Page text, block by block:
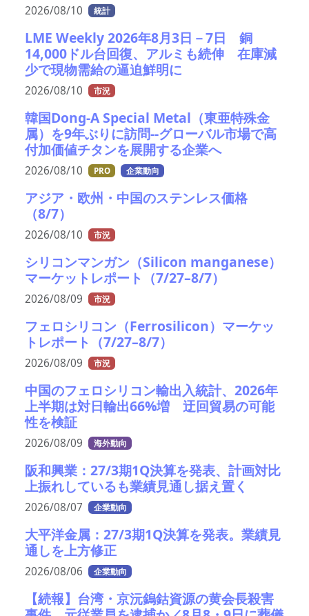
2026/08/10 統計
LME Weekly 2026年8月3日－7日 銅
14,000ドル台回復、アルミも続伸 在庫減
少で現物需給の逼迫鮮明に
2026/08/10 市況
韓国Dong-A Special Metal（東亜特殊金
属）を9年ぶりに訪問--グローバル市場で高
付加価値チタンを展開する企業へ
2026/08/10 PRO 企業動向
アジア・欧州・中国のステンレス価格
（8/7）
2026/08/10 市況
シリコンマンガン（Silicon manganese）
マーケットレポート（7/27–8/7）
2026/08/09 市況
フェロシリコン（Ferrosilicon）マーケッ
トレポート（7/27–8/7）
2026/08/09 市況
中国のフェロシリコン輸出入統計、2026年
上半期は対日輸出66%増 迂回貿易の可能
性を検証
2026/08/09 海外動向
阪和興業：27/3期1Q決算を発表、計画対比
上振れしているも業績見通し据え置く
2026/08/07 企業動向
大平洋金属：27/3期1Q決算を発表。業績見
通しを上方修正
2026/08/06 企業動向
【続報】台湾・京沅鎢鈷資源の黄会長殺害